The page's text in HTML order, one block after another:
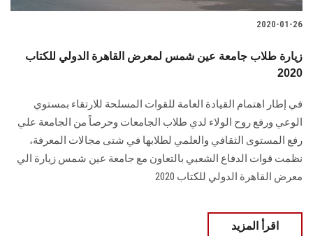
2020-01-26
زيارة طلاب جامعة عين شمس لمعرض القاهرة الدولي للكتاب
2020
في إطار اهتمام القيادة العامة للقوات المسلحة للارتقاء بمستوي
الوعي ورفع روح الولاء لدي طلاب الجامعات وحرصاً من الجامعة علي
رفع المستوى الثقافي والعلمي لطلابها في شتى مجالات المعرفة،
نظمت قوات الدفاع الشعبي بالتعاون مع جامعة عين شمس زيارة الي
معرض القاهرة الدولي للكتاب 2020
اقرأ المزيد